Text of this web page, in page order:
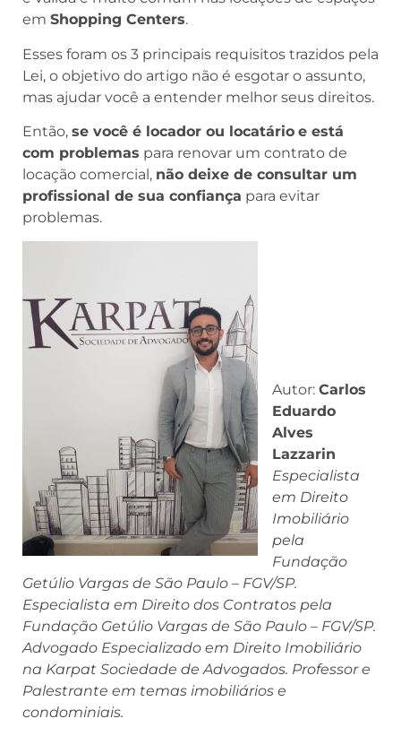
em Shopping Centers.
Esses foram os 3 principais requisitos trazidos pela
Lei, o objetivo do artigo não é esgotar o assunto,
mas ajudar você a entender melhor seus direitos.
Então, se você é locador ou locatário e está
com problemas para renovar um contrato de
locação comercial, não deixe de consultar um
profissional de sua confiança para evitar
problemas.
Autor: Carlos
Eduardo
Alves
Lazzarin
Especialista
em Direito
Imobiliário
pela
Fundação
Getúlio Vargas de São Paulo – FGV/SP.
Especialista em Direito dos Contratos pela
Fundação Getúlio Vargas de São Paulo – FGV/SP.
Advogado Especializado em Direito Imobiliário
na Karpat Sociedade de Advogados. Professor e
Palestrante em temas imobiliários e
condominiais.